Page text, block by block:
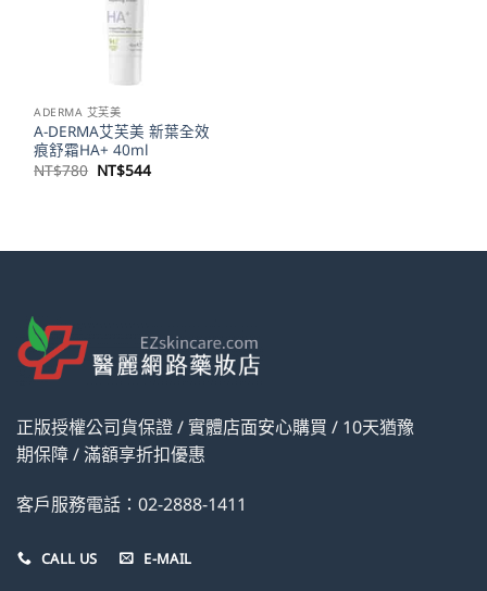
ADERMA 艾芙美
A-DERMA艾芙美 新葉全效
痕舒霜HA+ 40ml
NT$780 原
始
NT$544目
正版授權公司貨保證 / 實體店面安心購買 / 10天猶豫
期保障 / 滿額享折扣優惠
客戶服務電話：02-2888-1411
CALL US E-MAIL